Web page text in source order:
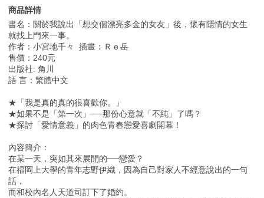
商品詳情
書名：關於我說出「想交個漂亮多金的女友」後，懷有隱情的女生
就找上門來一事。
作者：小宮地千々 插畫：Ｒｅ岳
售價：240元
出版社: 角川
語 言：繁體中文
★「我是真的真的很喜歡你。」
★如果不是「第一次」──那份心意就「不純」了嗎？
★探討「愛情意義」的肉色青春戀愛喜劇開幕！
內容簡介：
在某一天，突如其來展開的──戀愛？
在福岡上大學的青年志野伊織，因為自己對家人不經意說出的一句
話，
而和校內名人天道司訂下了婚約。